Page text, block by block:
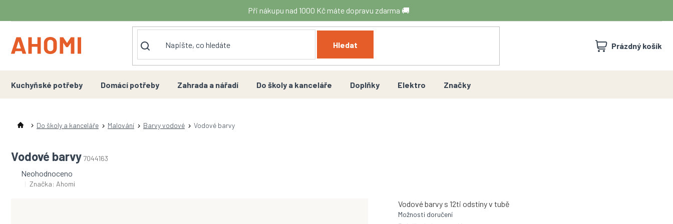
obsah
Při nákupu nad 1000 Kč máte dopravu zdarma 🚚
Hledat
NÁKUPNÍ
Prázdný košík
Kuchyňské potřeby Domácí potřeby Zahrada a nářadí Do školy a kanceláře Doplňky Elektro Značky
Do školy a kanceláře Malování Barvy vodové Vodové barvy
Vodové barvy 7044163
Průměrné
hodnocení
Neohodnoceno
Značka: Ahomi
Možnosti doručení
Vodové barvy s 12ti odstíny v tubě